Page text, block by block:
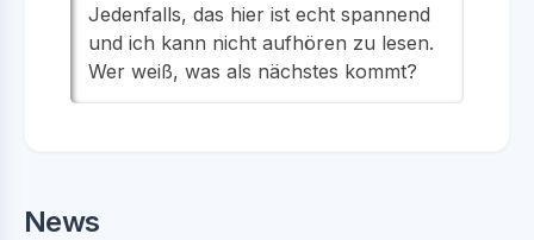
Jedenfalls, das hier ist echt spannend
und ich kann nicht aufhören zu lesen.
Wer weiß, was als nächstes kommt?
News